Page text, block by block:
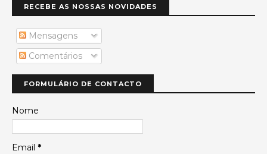
RECEBE AS NOSSAS NOVIDADES
Mensagens
Comentários
FORMULÁRIO DE CONTACTO
Nome
Email *